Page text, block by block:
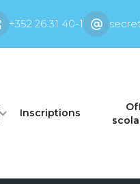
+352 26 31 40-1
Inscriptions